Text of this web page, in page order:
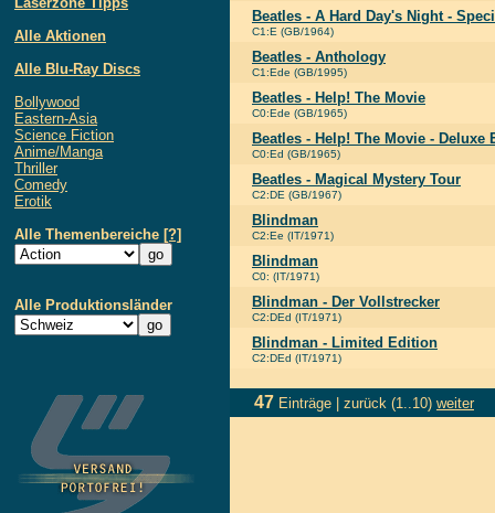
Alle Aktionen
Alle Blu-Ray Discs
Bollywood
Eastern-Asia
Science Fiction
Anime/Manga
Thriller
Comedy
Erotik
Alle Themenbereiche [?]
Alle Produktionsländer
Beatles - A Hard Day's Night -
C1:E (GB/1964)
Beatles - Anthology
C1:Ede (GB/1995)
Beatles - Help! The Movie
C0:Ede (GB/1965)
Beatles - Help! The Movie - Deluxe
C0:Ed (GB/1965)
Beatles - Magical Mystery Tour
C2:DE (GB/1967)
Blindman
C2:Ee (IT/1971)
Blindman
C0: (IT/1971)
Blindman - Der Vollstrecker
C2:DEd (IT/1971)
Blindman - Limited Edition
C2:DEd (IT/1971)
47 Einträge | zurück (1..10) weiter